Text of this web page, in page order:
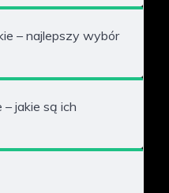
– najlepszy wybór
jakie są ich